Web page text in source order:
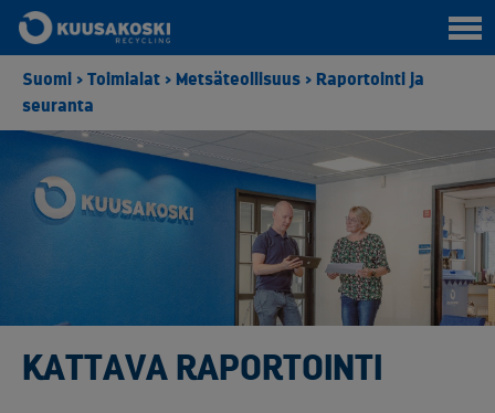
Suomi > Toimialat > Metsäteollisuus > Raportointi ja
seuranta
KATTAVA RAPORTOINTI